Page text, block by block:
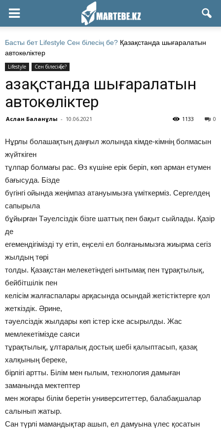
Басты бет Lifestyle Сен білесің бе? Қазақстанда шығаралатын
автокөліктер
Lifestyle Сен білесің бе?
Қазақстанда шығаралатын
автокөліктер
Аслан Бағланұлы - 10.06.2021 0
1133
Нұрлы болашақтың даңғыл жолында кімде-кімнің болмасын
жүйткіген
тұлпар болмағы рас. Өз күшіне ерік беріп, көп арман етумен
бағысуда. Бізде
бүгінгі ойында жеңімпаз атануымызға үміткерміз. Сергелдең
сапырыла
бұйырған Тәуелсіздік бізге шаттық пен бақыт сыйлады. Қазір
де
егемендігімізді ту етіп, еңселі ел болғанымызға жиырма сегіз
жылдың төрі
толды. Қазақстан мелекетіндегі ынтымақ пен тұрақтылық,
бейбітшілік пен
келісім жалғаспалары арқасында осындай жетістіктерге қол
жеткіздік. Әрине,
тәуелсіздік жылдары көп істер іске асырылды. Жас
мемлекетімізде саяси
тұрақтылық, ұлтаралық достық шебі қалыптасып, қазақ
халқының береке,
бірлігі артты. Білім мен ғылым, технология дамыған
заманында мектептер
мен жоғары білім беретін университеттер, балабақшалар
салынып жатыр.
Сан түрлі мамандықтар ашып, ел дамуына үлес қосатын